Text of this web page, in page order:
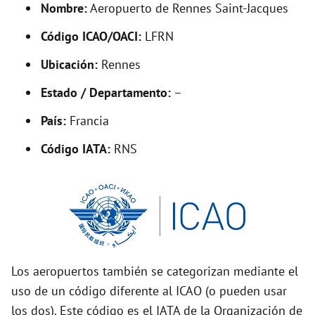
Nombre:Aeropuerto de Rennes Saint-Jacques
Código ICAO/OACI: LFRN
Ubicación: Rennes
Estado / Departamento: –
País: Francia
Código IATA: RNS
Los aeropuertos también se categorizan mediante el
uso de un código diferente al ICAO (o pueden usar
los dos). Este código es el IATA de la Organización de